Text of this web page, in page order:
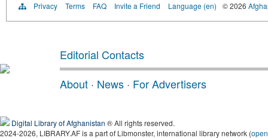
Privacy Terms FAQ Invite a Friend Language (en) © 2026
Editorial Contacts
About · News · For Advertisers
Digital Library of Afghanistan ® All rights reserved.
2024-2026, LIBRARY.AF is a part of Libmonster, international library network (